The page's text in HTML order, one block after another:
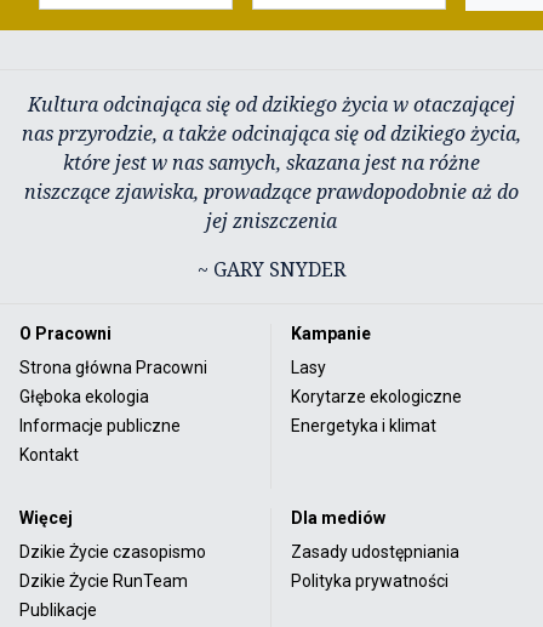
Kultura odcinająca się od dzikiego życia w otaczającej
nas przyrodzie, a także odcinająca się od dzikiego życia,
które jest w nas samych, skazana jest na różne
niszczące zjawiska, prowadzące prawdopodobnie aż do
jej zniszczenia
~ GARY SNYDER
O Pracowni
Strona główna Pracowni
Głęboka ekologia
Informacje publiczne
Kontakt
Kampanie
Lasy
Korytarze ekologiczne
Energetyka i klimat
Więcej
Dzikie Życie czasopismo
Dzikie Życie RunTeam
Publikacje
Dla mediów
Zasady udostępniania
Polityka prywatności